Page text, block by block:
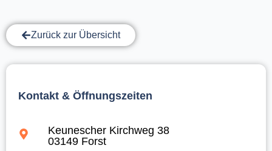
Zurück zur Übersicht
Kontakt & Öffnungszeiten
Keunescher Kirchweg 38
03149 Forst